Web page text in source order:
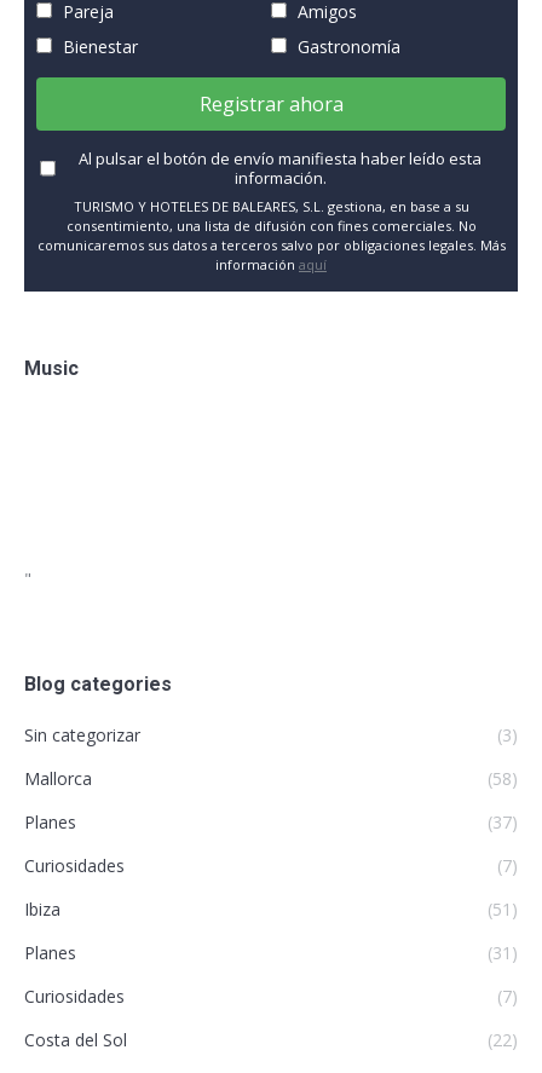
Pareja
Amigos
Bienestar
Gastronomía
Registrar ahora
Al pulsar el botón de envío manifiesta haber leído esta
información.
TURISMO Y HOTELES DE BALEARES, S.L. gestiona, en base a su
consentimiento, una lista de difusión con fines comerciales. No
comunicaremos sus datos a terceros salvo por obligaciones legales. Más
información aquí
Music
"
Blog categories
Sin categorizar
(3)
Mallorca
(58)
Planes
(37)
Curiosidades
(7)
Ibiza
(51)
Planes
(31)
Curiosidades
(7)
Costa del Sol
(22)